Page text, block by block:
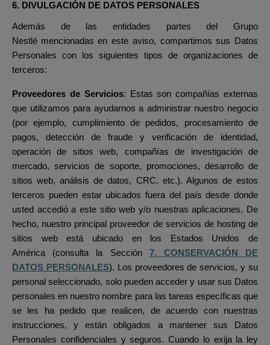
6. DIVULGACIÓN DE DATOS PERSONALES
Además de las entidades partes del Grupo
Nestlé mencionadas en este aviso, compartimos sus Datos
Personales con los siguientes tipos de organizaciones de
terceros:
Proveedores de Servicios: Estas son compañías externas
que utilizamos para ayudarnos a administrar nuestro negocio
(por ejemplo, cumplimiento de pedidos, procesamiento de
pagos, detección de fraude y verificación de identidad,
operación de sitios web, compañías de investigación de
mercado, servicios de soporte, promociones, desarrollo de
sitios web, análisis de datos, CRC, etc.). Algunos de estos
terceros pueden estar ubicados fuera del país desde donde
usted accedió a este sitio web y/o nuestras aplicaciones. De
hecho, nuestro principal proveedor de servicios de hosting de
sitios web está ubicado en los Estados Unidos de
América (consulta la Sección
7. CONSERVACIÓN DE
DATOS PERSONALES). Los proveedores de servicios, y su
personal seleccionado, solo pueden acceder y usar sus Datos
personales en nuestro nombre para las tareas específicas que
se les ha pedido que realicen, de acuerdo con nuestras
instrucciones, y están obligados a mantener sus Datos
Personales confidenciales y seguros. Cuando lo exija la ley